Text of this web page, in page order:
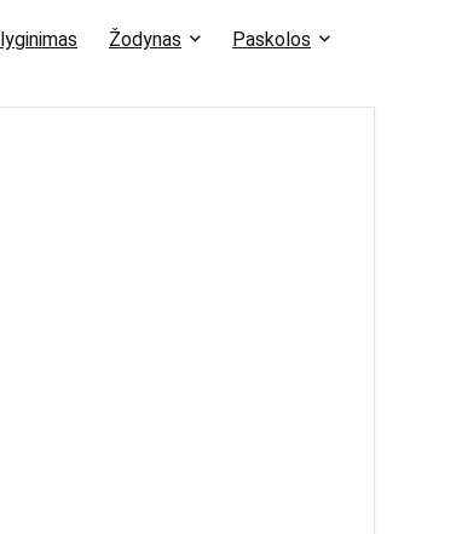
Žodynas Paskolos